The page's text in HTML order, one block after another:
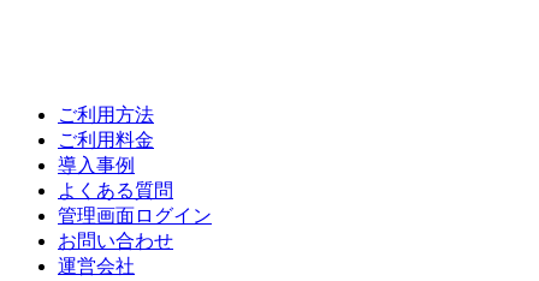
ご利用方法
ご利用料金
導入事例
よくある質問
管理画面ログイン
お問い合わせ
運営会社